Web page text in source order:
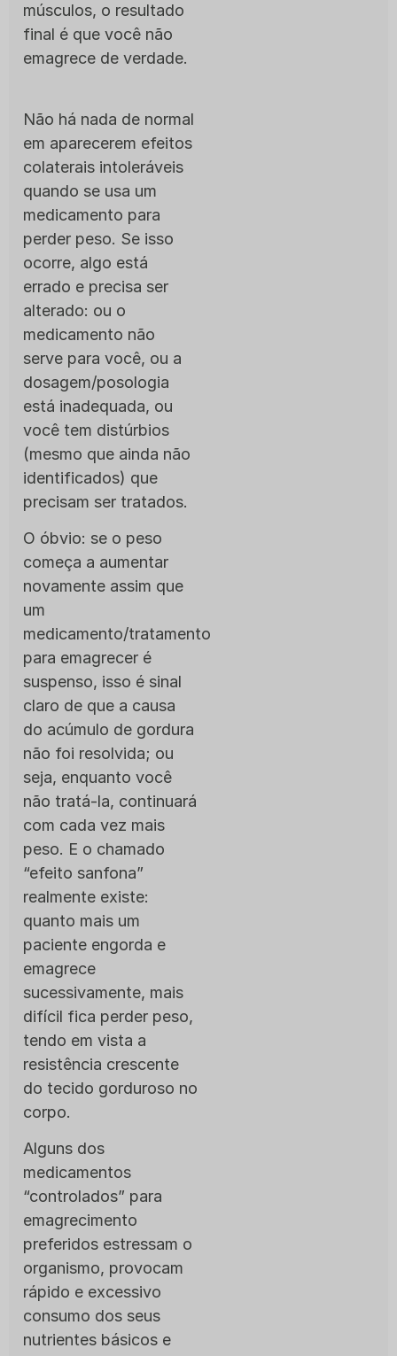
músculos, o resultado
final é que você não
emagrece de verdade.
Não há nada de normal
em aparecerem efeitos
colaterais intoleráveis
quando se usa um
medicamento para
perder peso. Se isso
ocorre, algo está
errado e precisa ser
alterado: ou o
medicamento não
serve para você, ou a
dosagem/posologia
está inadequada, ou
você tem distúrbios
(mesmo que ainda não
identificados) que
precisam ser tratados.
O óbvio: se o peso
começa a aumentar
novamente assim que
um
medicamento/tratamento
para emagrecer é
suspenso, isso é sinal
claro de que a causa
do acúmulo de gordura
não foi resolvida; ou
seja, enquanto você
não tratá-la, continuará
com cada vez mais
peso. E o chamado
“efeito sanfona”
realmente existe:
quanto mais um
paciente engorda e
emagrece
sucessivamente, mais
difícil fica perder peso,
tendo em vista a
resistência crescente
do tecido gorduroso no
corpo.
Alguns dos
medicamentos
“controlados” para
emagrecimento
preferidos estressam o
organismo, provocam
rápido e excessivo
consumo dos seus
nutrientes básicos e